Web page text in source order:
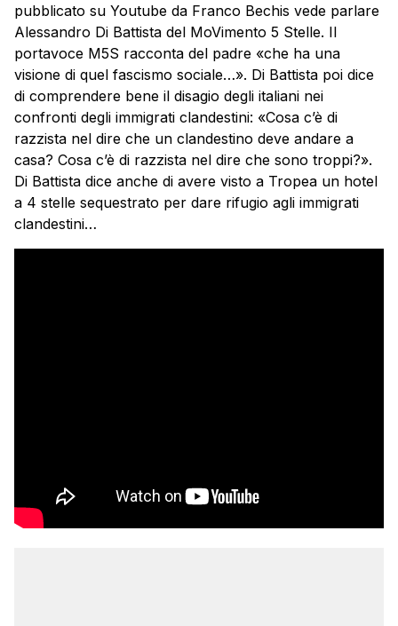
pubblicato su Youtube da Franco Bechis vede parlare
Alessandro Di Battista del MoVimento 5 Stelle. Il
portavoce M5S racconta del padre «che ha una
visione di quel fascismo sociale…». Di Battista poi dice
di comprendere bene il disagio degli italiani nei
confronti degli immigrati clandestini: «Cosa c’è di
razzista nel dire che un clandestino deve andare a
casa? Cosa c’è di razzista nel dire che sono troppi?».
Di Battista dice anche di avere visto a Tropea un hotel
a 4 stelle sequestrato per dare rifugio agli immigrati
clandestini…